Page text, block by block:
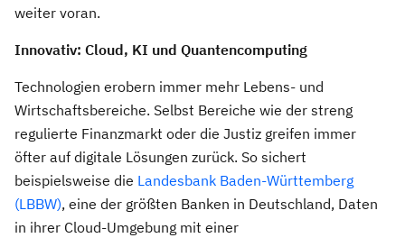
weiter voran.
Innovativ: Cloud, KI und Quantencomputing
Technologien erobern immer mehr Lebens- und
Wirtschaftsbereiche. Selbst Bereiche wie der streng
regulierte Finanzmarkt oder die Justiz greifen immer
öfter auf digitale Lösungen zurück. So sichert
beispielsweise die Landesbank Baden-Württemberg
(LBBW), eine der größten Banken in Deutschland, Daten
in ihrer Cloud-Umgebung mit einer